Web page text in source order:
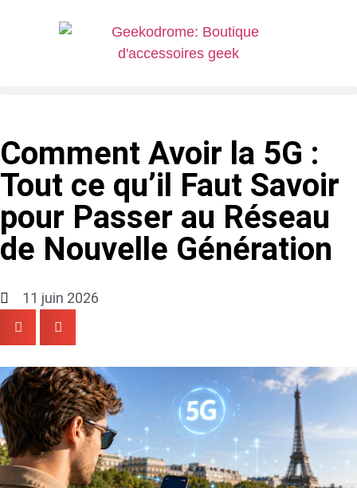
Comment Avoir la 5G :
Tout ce qu’il Faut Savoir
pour Passer au Réseau
de Nouvelle Génération
11 juin 2026